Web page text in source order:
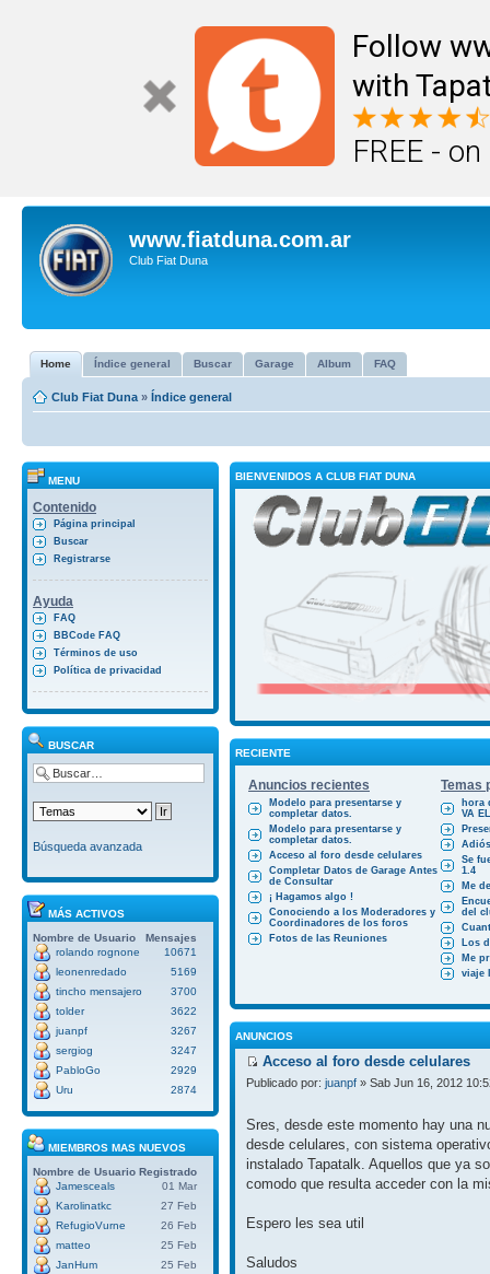
Follow
with
FREE -
www.fiatduna.com.ar
Club Fiat Duna
Home Índice general Buscar Garage Album FAQ
Club Fiat Duna » Índice general
MENU
Contenido
Página principal
Buscar
Registrarse
Ayuda
FAQ
BBCode FAQ
Términos de uso
Política de privacidad
BUSCAR
Búsqueda avanzada
MÁS ACTIVOS
Nombre de Usuario
Mensajes
rolando rognone
10671
leonenredado
5169
tincho mensajero
3700
tolder
3622
juanpf
3267
sergiog
3247
PabloGo
2929
Uru
2874
MIEMBROS MAS NUEVOS
Nombre de Usuario Registrado
Jamesceals
01 Mar
Karolinatkc
27 Feb
RefugioVurne
26 Feb
matteo
25 Feb
JanHum
25 Feb
BIENVENIDOS A CLUB FIAT DUNA
RECIENTE
Anuncios recientes Temas
Modelo para presentarse y
completar datos.
Modelo para presentarse y
completar datos.
Acceso al foro desde celulares
Completar Datos de Garage Antes
de Consultar
¡ Hagamos algo !
Conociendo a los Moderadores y
Coordinadores de los foros
Fotos de las Reuniones
hora
VA
Se
1.4
Me
del
Los
Me
viaje
ANUNCIOS
Acceso al foro desde celulares
Publicado por: juanpf » Sab Jun 16, 2012
Sres, desde este momento hay una
desde celulares, con sistema
instalado Tapatalk. Aquellos que ya
comodo que resulta acceder con la
Espero les sea util
Saludos